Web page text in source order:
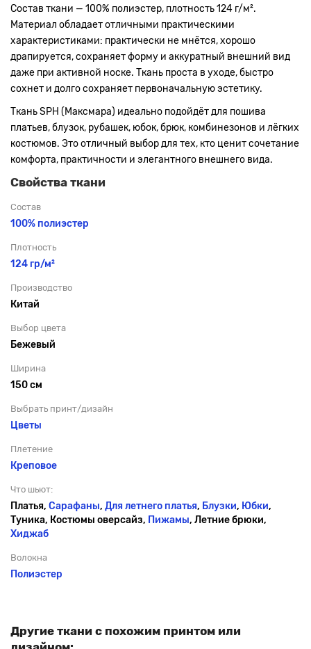
Состав ткани — 100% полиэстер, плотность 124 г/м².
Материал обладает отличными практическими
характеристиками: практически не мнётся, хорошо
драпируется, сохраняет форму и аккуратный внешний вид
даже при активной носке. Ткань проста в уходе, быстро
сохнет и долго сохраняет первоначальную эстетику.
Ткань SPH (Максмара) идеально подойдёт для пошива
платьев, блузок, рубашек, юбок, брюк, комбинезонов и лёгких
костюмов. Это отличный выбор для тех, кто ценит сочетание
комфорта, практичности и элегантного внешнего вида.
Свойства ткани
Состав
100% полиэстер
Плотность
124 гр/м²
Производство
Китай
Выбор цвета
Бежевый
Ширина
150 см
Выбрать принт/дизайн
Цветы
Плетение
Креповое
Что шьют:
Платья, Сарафаны, Для летнего платья, Блузки, Юбки,
Туника, Костюмы оверсайз, Пижамы, Летние брюки,
Хиджаб
Волокна
Полиэстер
Другие ткани с похожим принтом или